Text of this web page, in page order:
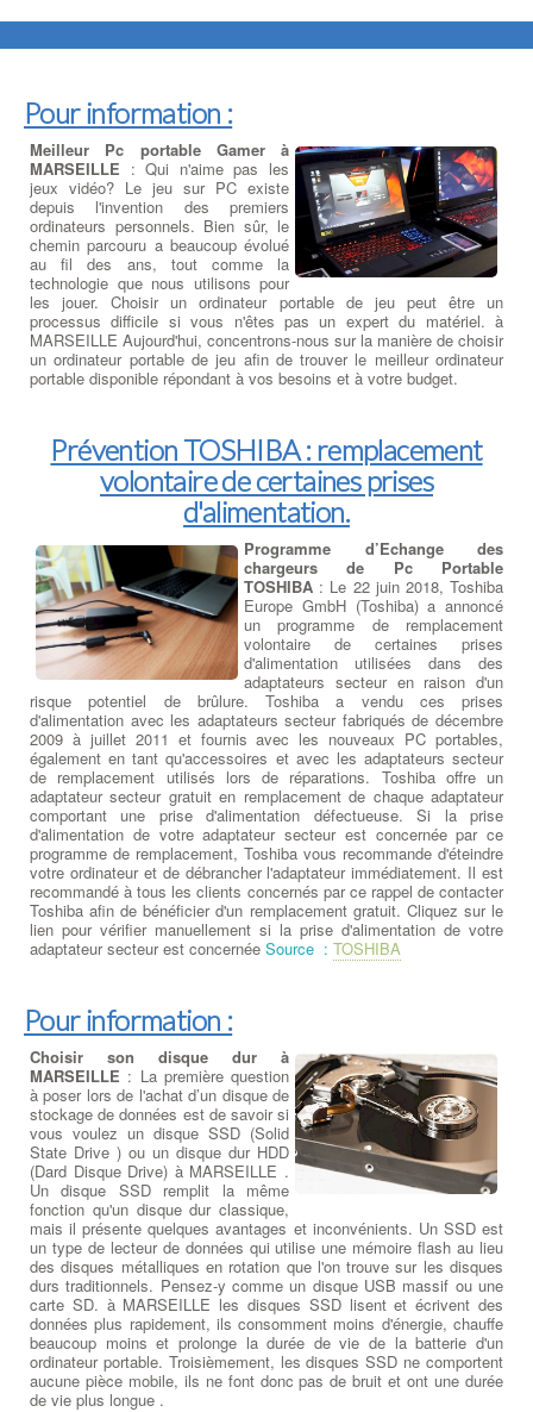
Pour information :
Meilleur Pc portable Gamer à
MARSEILLE : Qui n'aime pas les
jeux vidéo? Le jeu sur PC existe
depuis l'invention des premiers
ordinateurs personnels. Bien sûr, le
chemin parcouru a beaucoup évolué
au fil des ans, tout comme la
technologie que nous utilisons pour
les jouer. Choisir un ordinateur portable de jeu peut être un
processus difficile si vous n'êtes pas un expert du matériel. à
MARSEILLE Aujourd'hui, concentrons-nous sur la manière de choisir
un ordinateur portable de jeu afin de trouver le meilleur ordinateur
portable disponible répondant à vos besoins et à votre budget.
Prévention TOSHIBA : remplacement
volontaire de certaines prises
d'alimentation.
Programme d’Echange des
chargeurs de Pc Portable
TOSHIBA : Le 22 juin 2018, Toshiba
Europe GmbH (Toshiba) a annoncé
un programme de remplacement
volontaire de certaines prises
d'alimentation utilisées dans des
adaptateurs secteur en raison d'un
risque potentiel de brûlure. Toshiba a vendu ces prises
d'alimentation avec les adaptateurs secteur fabriqués de décembre
2009 à juillet 2011 et fournis avec les nouveaux PC portables,
également en tant qu'accessoires et avec les adaptateurs secteur
de remplacement utilisés lors de réparations. Toshiba offre un
adaptateur secteur gratuit en remplacement de chaque adaptateur
comportant une prise d'alimentation défectueuse. Si la prise
d'alimentation de votre adaptateur secteur est concernée par ce
programme de remplacement, Toshiba vous recommande d'éteindre
votre ordinateur et de débrancher l'adaptateur immédiatement. Il est
recommandé à tous les clients concernés par ce rappel de contacter
Toshiba afin de bénéficier d'un remplacement gratuit. Cliquez sur le
lien pour vérifier manuellement si la prise d'alimentation de votre
adaptateur secteur est concernée Source : TOSHIBA
Pour information :
Choisir son disque dur à
MARSEILLE : La première question
à poser lors de l'achat d’un disque de
stockage de données est de savoir si
vous voulez un disque SSD (Solid
State Drive ) ou un disque dur HDD
(Dard Disque Drive) à MARSEILLE .
Un disque SSD remplit la même
fonction qu'un disque dur classique,
mais il présente quelques avantages et inconvénients. Un SSD est
un type de lecteur de données qui utilise une mémoire flash au lieu
des disques métalliques en rotation que l'on trouve sur les disques
durs traditionnels. Pensez-y comme un disque USB massif ou une
carte SD. à MARSEILLE les disques SSD lisent et écrivent des
données plus rapidement, ils consomment moins d'énergie, chauffe
beaucoup moins et prolonge la durée de vie de la batterie d'un
ordinateur portable. Troisièmement, les disques SSD ne comportent
aucune pièce mobile, ils ne font donc pas de bruit et ont une durée
de vie plus longue .